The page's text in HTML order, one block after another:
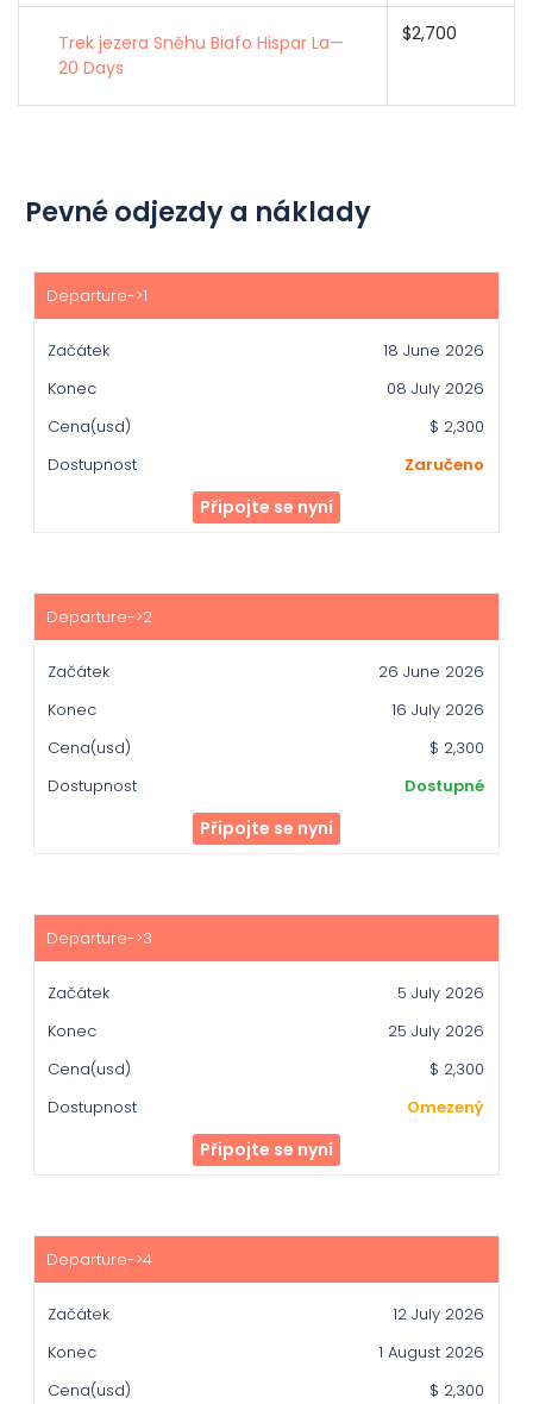
Trek jezera Sněhu Biafo Hispar La—
20 Days
$2,700
Pevné odjezdy a náklady
Začátek
Dostupnost
18 June 2026
08 July 2026
$ 2,300
Zaručeno
Připojte se nyní
26 June 2026
16 July 2026
$ 2,300
Dostupné
Připojte se nyní
5 July 2026
25 July 2026
$ 2,300
Omezený
Připojte se nyní
12 July 2026
1 August 2026
$ 2,300